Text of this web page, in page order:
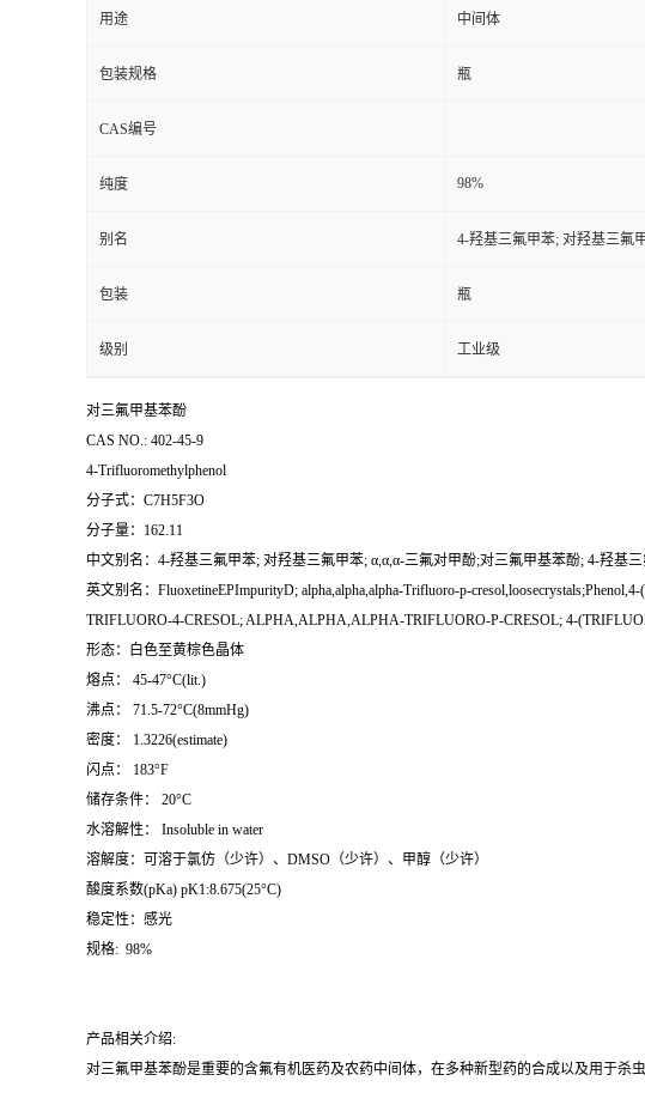
用途 中间体
包装规格 瓶
CAS编号
纯度 98%
别名 4-羟基三氟甲苯; 对羟基三氟
包装 瓶
级别 工业级
对三氟甲基苯酚
CAS NO.: 402-45-9
4-Trifluoromethylphenol
分子式：C7H5F3O
分子量：162.11
中文别名：4-羟基三氟甲苯; 对羟基三氟甲苯; α,α,α-三氟对甲酚;对三氟甲基苯酚; 4-羟
英文别名：FluoxetineEPImpurityD; alpha,alpha,alpha-Trifluoro-p-
TRIFLUORO-4-CRESOL; ALPHA,ALPHA,ALPHA-TRIFLUORO-P-CRESOL; 4-
形态：白色至黄棕色晶体
熔点： 45-47°C(lit.)
沸点： 71.5-72°C(8mmHg)
密度： 1.3226(estimate)
闪点： 183°F
储存条件： 20°C
水溶解性： Insoluble in water
溶解度：可溶于氯仿（少许）、DMSO（少许）、甲醇（少许）
酸度系数(pKa) pK1:8.675(25°C)
稳定性：感光
规格: 98%
产品相关介绍:
对三氟甲基苯酚是重要的含氟有机医药及农药中间体，在多种新型药的合成以及用于杀